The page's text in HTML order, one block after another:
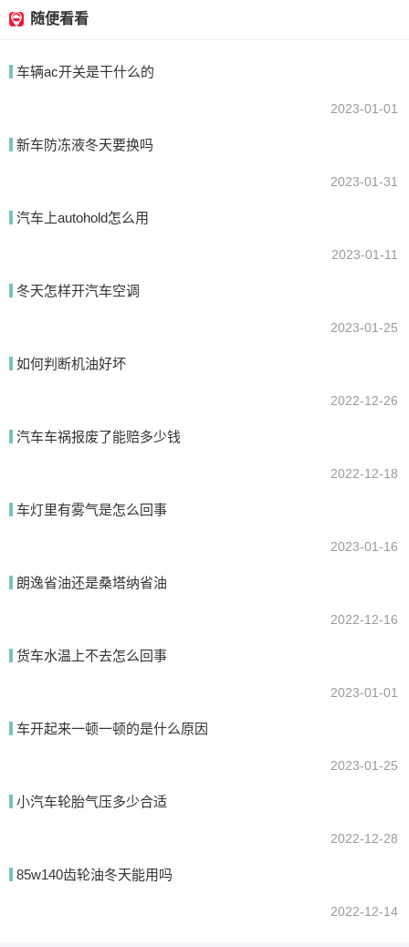
提交
随便看看
车辆ac开关是干什么的
2023-01-01
新车防冻液冬天要换吗
2023-01-31
汽车上autohold怎么用
2023-01-11
冬天怎样开汽车空调
2023-01-25
如何判断机油好坏
2022-12-26
汽车车祸报废了能赔多少钱
2022-12-18
车灯里有雾气是怎么回事
2023-01-16
朗逸省油还是桑塔纳省油
2022-12-16
货车水温上不去怎么回事
2023-01-01
车开起来一顿一顿的是什么原因
2023-01-25
小汽车轮胎气压多少合适
2022-12-28
85w140齿轮油冬天能用吗
2022-12-14